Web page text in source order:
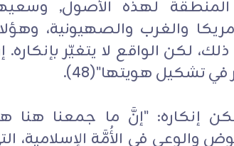
لهذه الأصول,
والغرب والصهيونية،
لكن الواقع لا يتغيّر بإنكاره.
تشكيل هويتها"(48).
إنكاره: "إنَّ ما جمعنا هنا
والوعي في الأُمَّة الإسلامية،